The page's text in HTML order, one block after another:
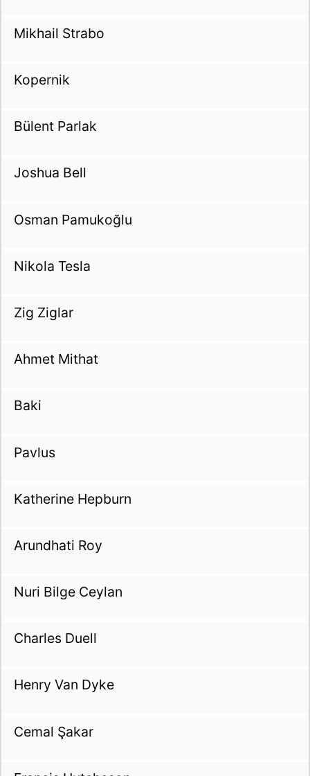
Mikhail Strabo
Kopernik
Bülent Parlak
Joshua Bell
Osman Pamukoğlu
Nikola Tesla
Zig Ziglar
Ahmet Mithat
Baki
Pavlus
Katherine Hepburn
Arundhati Roy
Nuri Bilge Ceylan
Charles Duell
Henry Van Dyke
Cemal Şakar